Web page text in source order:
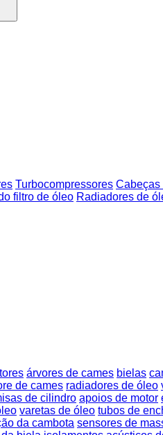
Turbocompressores Cabeças
filtro de óleo Radiadores de
árvores de cames bielas
de cames radiadores de óleo
de cilindro apoios de motor
varetas de óleo tubos de
da cambota sensores de